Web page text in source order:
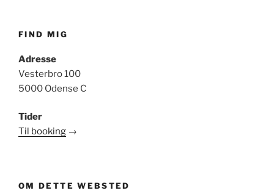
FIND MIG
Adresse
Vesterbro 100
5000 Odense C
Tider
Til booking →
OM DETTE WEBSTED